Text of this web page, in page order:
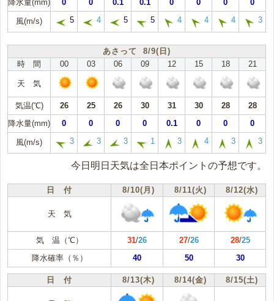
降水量(mm)
0 0 0.1 0.1 0 0 0 0
風(m/s) 5 4 5 5 4 4 4 3
あさって 8/9(日)
時 間
00 03 06 09 12 15 18 21
天 気
気温(℃) 26 25 26 30 31 30 28
28
降水量(mm)
0 0 0 0 0.1 0 0 0
風(m/s) 3 3 3 1 3 4 3 3
今日明日天気は全日本ポイントの予想です。
日 付 8/10(月) 8/11(火) 8/12(水)
天 気
気 温（℃） 31/26 27/26 28/25
降水確率（％）
40 50 30
日 付 8/13(木) 8/14(金) 8/15(土)